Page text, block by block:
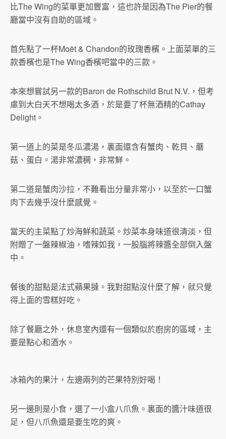
比The Wing的菜單更加豐富，這也許是因為The Pier的餐
廳當中沒有自助的區域。
首先點了一杯Moët & Chandon的玫瑰香檳。上面菜單的三
款香檳也是The Wing香檳吧當中的三款。
本來想嘗試另一款的Baron de Rothschild Brut N.V.，但考
慮到大白天不想喝太多酒，於是要了杯無酒精的Cathay
Delight。
第一道上的菜是冬瓜濃湯，裏面還含有蟹肉、乾貝、蘑
菇、蛋白。湯非常濃稠，非常鮮。
第二道是蟹肉沙拉，不難看出分量非常小，以至於一口蟹
肉下去幾乎沒什麼感覺。
當天的主菜點了炒海鮮和蔬菜。炒菜本身味道很清淡，但
附贈了一盤辣椒油，嗜辣如我，一股腦將辣醬全部倒入盤
中。
餐後的甜點是法式蘋果撻。我對甜點沒什麼了解，就只覺
得上面的雪糕好吃。
除了餐廳之外，休息室內還有一個類似於廚房的區域，主
要是點心和酒水。
冰箱內的果汁，左邊兩列的芒果特別好喝！
另一邊則是小食，選了一小盒八爪魚。裏面的醬汁味道很
足，但八爪魚還是要生吃的爽。